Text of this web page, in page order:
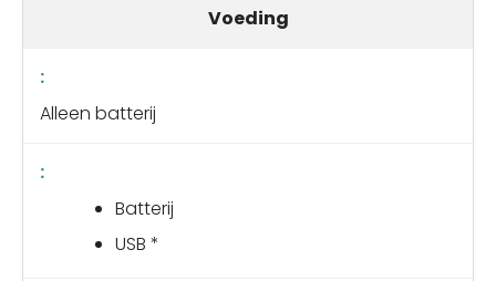
Voeding
Alleen batterij
Batterij
USB *